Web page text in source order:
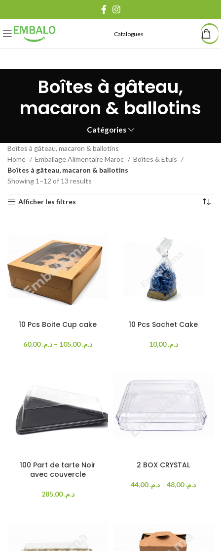
Catalogues
Boîtes à gâteau,
macaron & ballotins
Catégories
Boîtes à gâteau, macaron & ballotins
Home
Emballage Alimentaire Maroc
Boîtes & Etuis
Boîtes à gâteau, macaron & ballotins
Showing 1–12 of 13 results
Afficher les filtres
10 Pcs Boite Cup cake
د.م.60,00 – د.م.105,00
10 Pcs Sachet Cake
د.م.10,00
100 Part de tarte Noir
avec couvercle
د.م.285,00
2 BOX CRYSTAL
د.م.44,00 – د.م.48,00